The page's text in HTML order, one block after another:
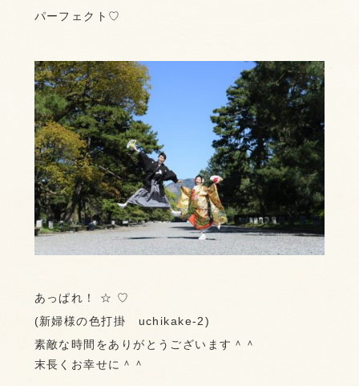
パーフェクト♡
あっぱれ！ ☆ ♡
(新婦様の色打掛 uchikake-2)
素敵な時間をありがとうございます＾＾
末長くお幸せに＾＾